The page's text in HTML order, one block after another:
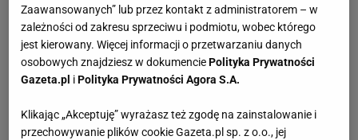
Zaawansowanych” lub przez kontakt z administratorem – w
zależności od zakresu sprzeciwu i podmiotu, wobec którego
jest kierowany. Więcej informacji o przetwarzaniu danych
osobowych znajdziesz w dokumenciePolityka Prywatności
Gazeta.pl iPolityka Prywatności Agora S.A.
Klikając „Akceptuję” wyrażasz też zgodę na zainstalowanie i
przechowywanie plików cookie Gazeta.pl sp. z o.o., jej